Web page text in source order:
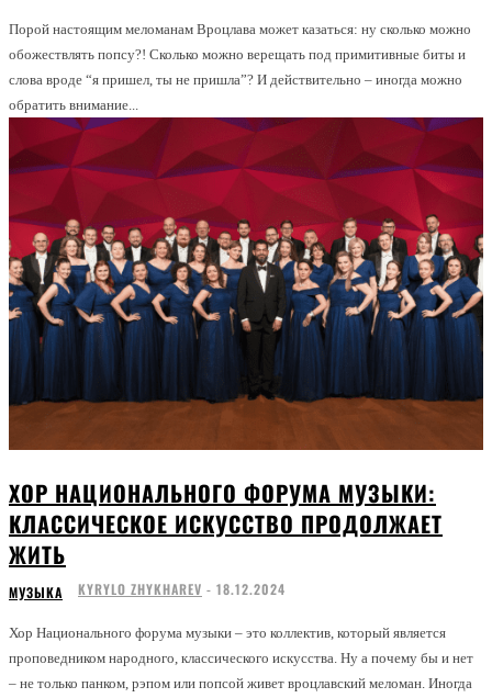
Порой настоящим меломанам Вроцлава может казаться: ну сколько можно
обожествлять попсу?! Сколько можно верещать под примитивные биты и
слова вроде “я пришел, ты не пришла”? И действительно – иногда можно
обратить внимание...
ХОР НАЦИОНАЛЬНОГО ФОРУМА МУЗЫКИ:
КЛАССИЧЕСКОЕ ИСКУССТВО ПРОДОЛЖАЕТ
ЖИТЬ
МУЗЫКА KYRYLO ZHYKHAREV - 18.12.2024
Хор Национального форума музыки – это коллектив, который является
проповедником народного, классического искусства. Ну а почему бы и нет
– не только панком, рэпом или попсой живет вроцлавский меломан. Иногда